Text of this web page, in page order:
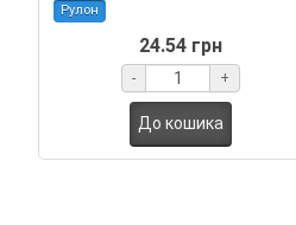
Рулон
24.54 грн
- +
До кошика